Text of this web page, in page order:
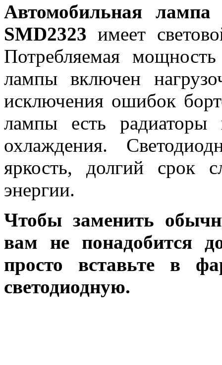
Автомобильная
SMD2323имеет
Потребляемая
лампы включен
исключения ошибок
лампы есть радиаторы
охлаждения.
яркость, долгий срок
энергии.
Чтобы заменить
вам не понадобится
просто вставьте в
светодиодную.